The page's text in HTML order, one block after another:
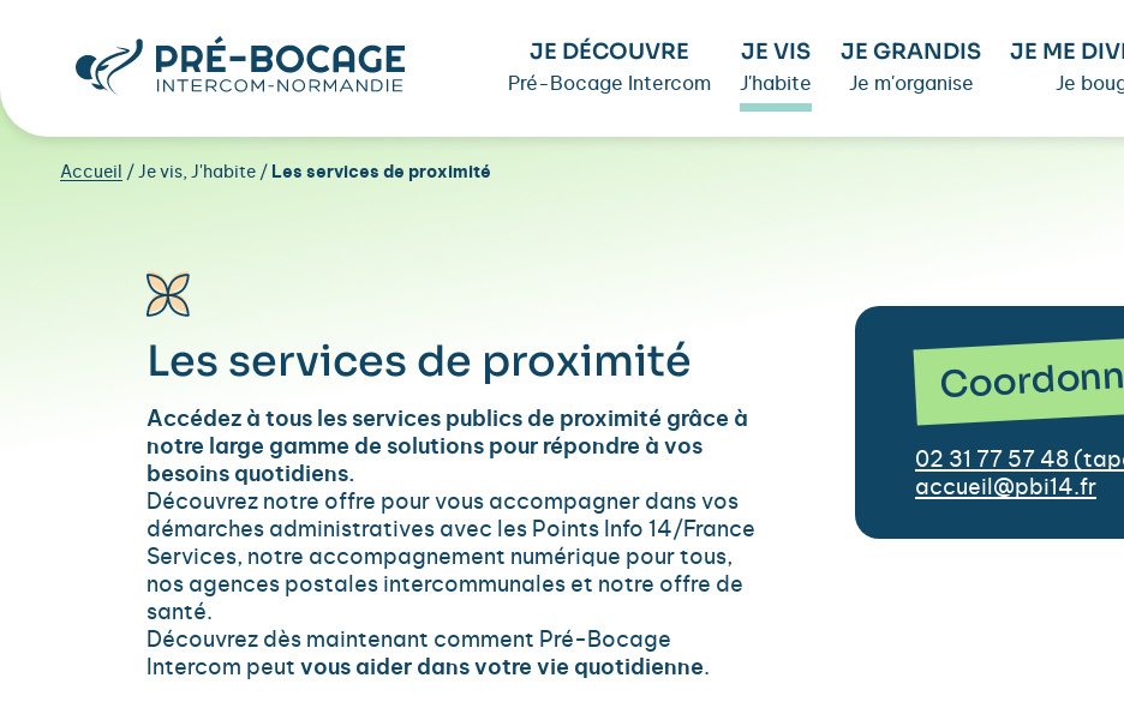
JE DÉCOUVRE
Pré-Bocage Intercom
JE VIS
J'habite
JE GRANDIS
Je m'organise
JE ME
Je
Accueil / Je vis, J'habite / Les services de proximité
Les services de proximité
Accédez à tous les services publics de proximité grâce à
notre large gamme de solutions pour répondre à vos
besoins quotidiens.
Découvrez notre offre pour vous accompagner dans vos
démarches administratives avec les Points Info 14/France
Services, notre accompagnement numérique pour tous,
nos agences postales intercommunales et notre offre de
santé.
Découvrez dès maintenant comment Pré-Bocage
Intercom peut vous aider dans votre vie quotidienne.
02 31 77 57 48
accueil@pbi14.fr